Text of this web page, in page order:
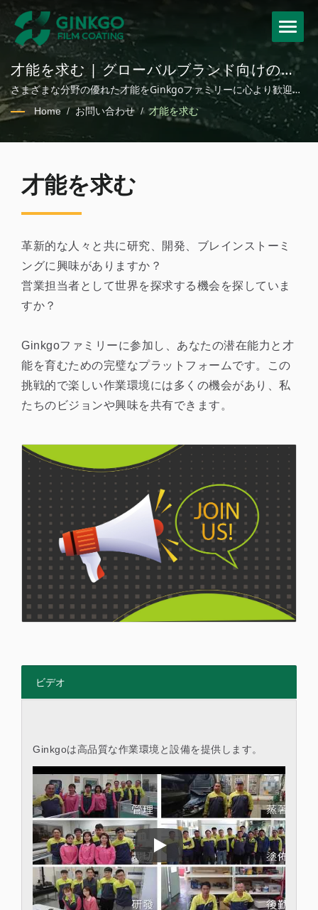
才能を求む | グローバルブランド向けのカ
スタムホットスタンプ箔とコーティングフ
ィルムソリューション
さまざまな分野の優れた才能をGinkgoファミリーに心より歓迎し
ます。パッケージ、化粧品、繊維、自動車用途のための持続可能
なコーティングフィルムソリューション
Home / お問い合わせ / 才能を求む
才能を求む
革新的な人々と共に研究、開発、ブレインストーミ
ングに興味がありますか？
営業担当者として世界を探求する機会を探していま
すか？
Ginkgoファミリーに参加し、あなたの潜在能力と才
能を育むための完璧なプラットフォームです。この
挑戦的で楽しい作業環境には多くの機会があり、私
たちのビジョンや興味を共有できます。
ビデオ
Ginkgoは高品質な作業環境と設備を提供します。
Ginkgoは高品質な作業環境と